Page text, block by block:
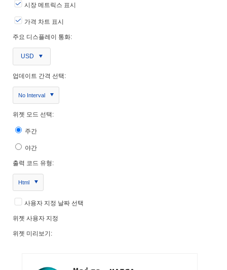
시장 메트릭스 표시
가격 차트 표시
주요 디스플레이 통화:
USD
업데이트 간격 선택:
No Interval
위젯 모드 선택:
주간
야간
출력 코드 유형:
Html
사용자 지정 날짜 선택
위젯 사용자 지정
위젯 미리보기: